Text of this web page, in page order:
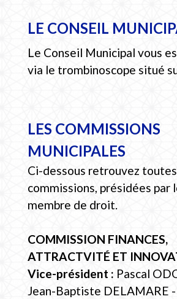
LE CONSEIL
Le Conseil Municipal vous
via le trombinoscope situé
LES COMMISSIONS
MUNICIPALES
Ci-dessous retrouvez
commissions, présidées par
membre de droit.
COMMISSION FINANCES,
ATTRACTVITÉ ET
Vice-président : Pascal
Jean-Baptiste DELAMARE